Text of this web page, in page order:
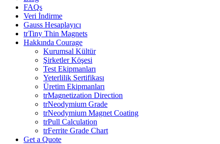
FAQs
Veri İndirme
Gauss Hesaplayıcı
trTiny Thin Magnets
Hakkında Courage
Kurumsal Kültür
Şirketler Köşesi
Test Ekipmanları
Yeterlilik Sertifikası
Üretim Ekipmanları
trMagnetization Direction
trNeodymium Grade
trNeodymium Magnet Coating
trPull Calculation
trFerrite Grade Chart
Get a Quote